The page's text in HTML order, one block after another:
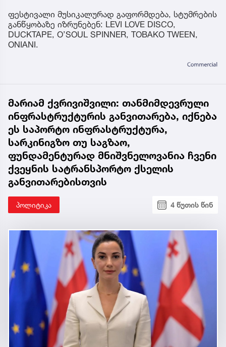
ფესტივალი მუსიკალურად გაფორმდება, სტუმრების
განწყობაზე იზრუნებენ: LEVI LOVE DISCO,
DUCKTAPE, O’SOUL SPINNER, TOBAKO TWEEN,
ONIANI.
მარიამ ქვრივიშვილი: თანმიმდევრული
ინფრასტრუქტურის განვითარება, იქნება
ეს საპორტო ინფრასტრუქტურა,
სარკინიგზო თუ საგზაო,
ფუნდამენტურად მნიშვნელოვანია ჩვენი
ქვეყნის სატრანსპორტო ქსელის
განვითარებისთვის
პოლიტიკა 4 წუთის წინ